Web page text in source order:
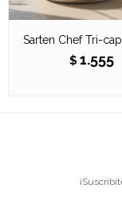
Sarten Chef Tri-
$ 1.555